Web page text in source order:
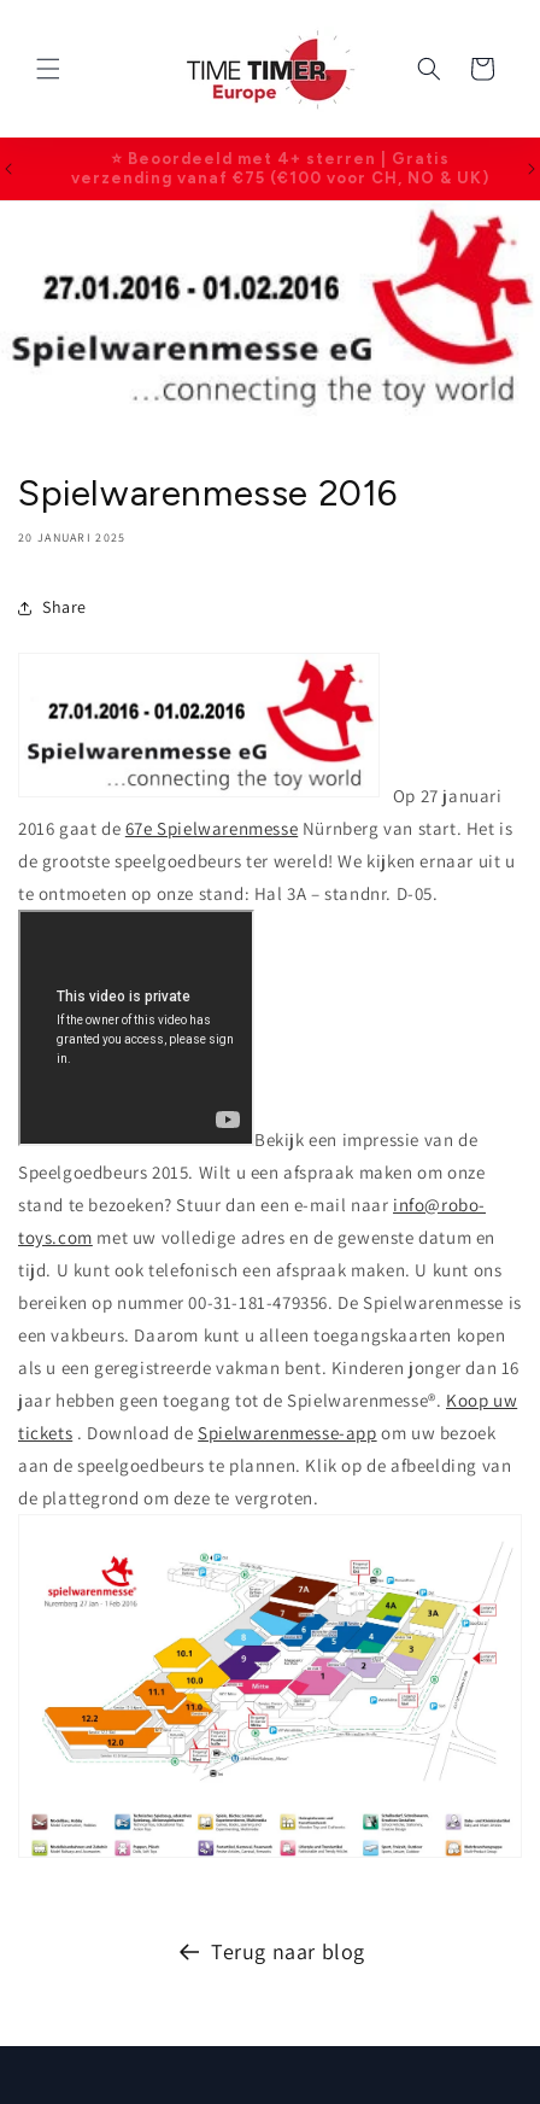
Winkelwagen
2 jaar garantie op alle producten |
Klantenservice bereikbaar ma–vr, 09:00–17:00
Spielwarenmesse 2016
20 JANUARI 2025
Share
Op 27 januari
2016 gaat de 67e Spielwarenmesse Nürnberg van start. Het is
de grootste speelgoedbeurs ter wereld! We kijken ernaar uit u
te ontmoeten op onze stand: Hal 3A – standnr. D-05.
Bekijk een impressie van de
Speelgoedbeurs 2015. Wilt u een afspraak maken om onze
stand te bezoeken? Stuur dan een e-mail naar info@robo-
toys.com met uw volledige adres en de gewenste datum en
tijd. U kunt ook telefonisch een afspraak maken. U kunt ons
bereiken op nummer 00-31-181-479356. De Spielwarenmesse is
een vakbeurs. Daarom kunt u alleen toegangskaarten kopen
als u een geregistreerde vakman bent. Kinderen jonger dan 16
jaar hebben geen toegang tot de Spielwarenmesse®. Koop uw
tickets . Download deSpielwarenmesse-app om uw bezoek
aan de speelgoedbeurs te plannen. Klik op de afbeelding van
de plattegrond om deze te vergroten.
Terug naar blog